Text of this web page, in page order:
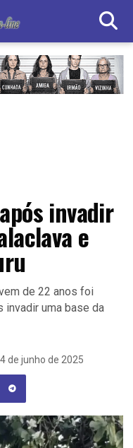
invadir
e
de 22 anos foi
uma base da
de junho de 2025